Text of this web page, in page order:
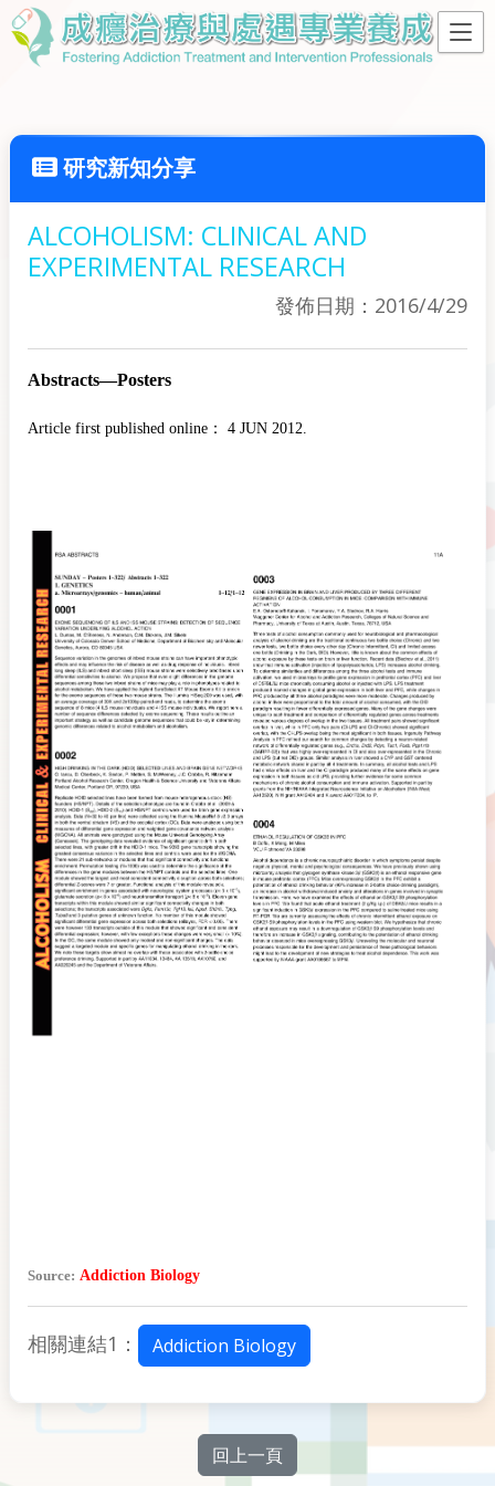
研究新知分享
ALCOHOLISM: CLINICAL AND
EXPERIMENTAL RESEARCH
發佈日期：2016/4/29
Abstracts—Posters
Article first published online： 4 JUN 2012.
Source: Addiction Biology
相關連結1： Addiction Biology
回上一頁